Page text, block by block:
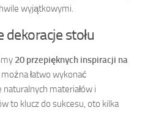
wyjątkowymi.
dekoracje stołu
20 przepięknych inspiracji na
łatwo wykonać
materiałów i
to klucz do sukcesu, oto kilka